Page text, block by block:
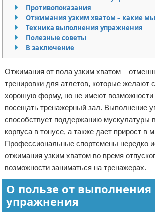
Бодибилдинг
Конный спорт
Экстримальный спорт
Футбол
Боевые виды искусства
Как накачаться
Теннис
Легкая атлетика
Водный спорт
Сотрудничество
Размещение рекламы
Для правообладателей
Условия предоставления
Отказ от ответственности
Противопоказания
Отжимания узким хватом – какие
Техника выполнения упражнения
Полезные советы
В заключение
Отжимания от пола узким хватом –
тренировки для атлетов, которые желают
хорошую форму, но не имеют возможности
посещать тренажерный зал. Выполнение
способствует поддержанию мускулатуры
корпуса в тонусе, а также дает прирост
Профессиональные спортсмены нередко
отжимания узким хватом во время
возможности заниматься на тренажерах.
О пользе от выполнения
упражнения